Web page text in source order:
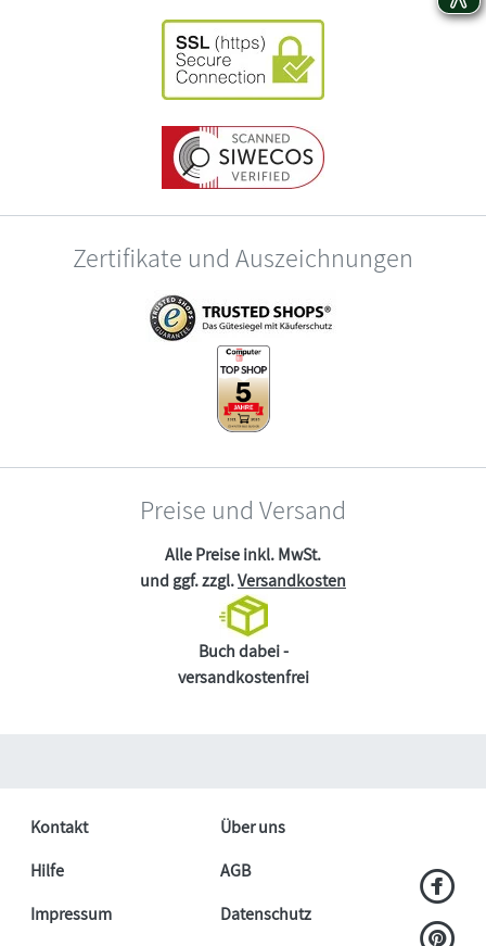
Zertifikate und Auszeichnungen
Preise und Versand
Alle Preise inkl. MwSt.
und ggf. zzgl.Versandkosten
Buch dabei -
versandkostenfrei
Kontakt
Über uns
Hilfe
AGB
Impressum
Datenschutz